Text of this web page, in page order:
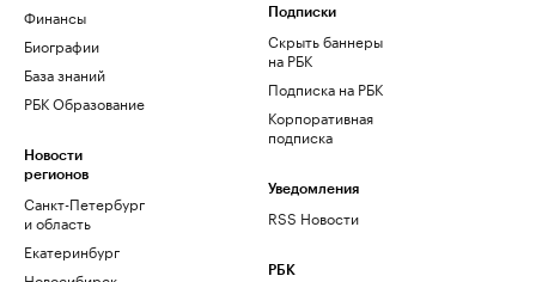
Финансы
Биографии
База знаний
РБК Образование
Новости
регионов
Санкт-Петербург
и область
Екатеринбург
Подписки
Скрыть баннеры
на РБК
Подписка на РБК
Корпоративная
подписка
Уведомления
RSS Новости
РБК